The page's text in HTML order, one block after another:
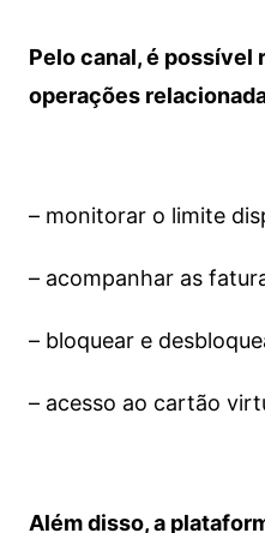
Pelo canal, é possível
operações
– monitorar o limite
– acompanhar as
– bloquear e
– acesso ao cartão
Além disso, a